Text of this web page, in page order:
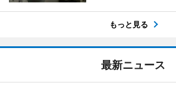
もっと見る
最新ニュース